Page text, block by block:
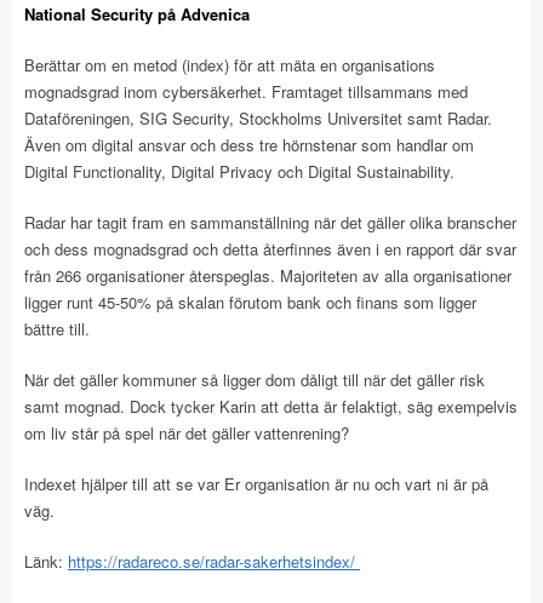
National Security på Advenica
Berättar om en metod (index) för att mäta en organisations
mognadsgrad inom cybersäkerhet. Framtaget tillsammans med
Dataföreningen, SIG Security, Stockholms Universitet samt Radar.
Även om digital ansvar och dess tre hörnstenar som handlar om
Digital Functionality, Digital Privacy och Digital Sustainability.
Radar har tagit fram en sammanställning när det gäller olika branscher
och dess mognadsgrad och detta återfinnes även i en rapport där svar
från 266 organisationer återspeglas. Majoriteten av alla organisationer
ligger runt 45-50% på skalan förutom bank och finans som ligger
bättre till.
När det gäller kommuner så ligger dom dåligt till när det gäller risk
samt mognad. Dock tycker Karin att detta är felaktigt, säg exempelvis
om liv står på spel när det gäller vattenrening?
Indexet hjälper till att se var Er organisation är nu och vart ni är på
väg.
Länk: https://radareco.se/radar-sakerhetsindex/